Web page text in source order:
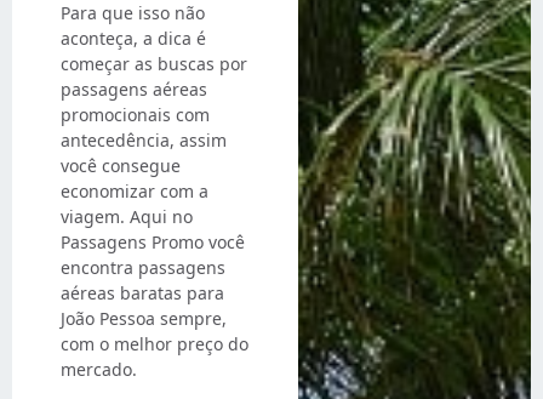
Para que isso não
aconteça, a dica é
começar as buscas por
passagens aéreas
promocionais com
antecedência, assim
você consegue
economizar com a
viagem. Aqui no
Passagens Promo você
encontra passagens
aéreas baratas para
João Pessoa sempre,
com o melhor preço do
mercado.